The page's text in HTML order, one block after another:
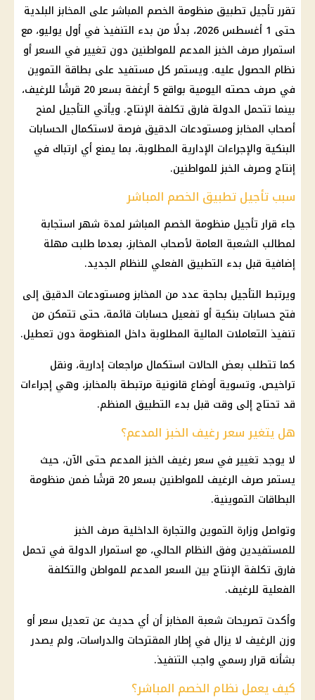
تقرر تأجيل تطبيق منظومة الخصم المباشرعلى المخابز البلدية
حتى 1 أغسطس 2026، بدلًا من بدء التنفيذ في أول يوليو، مع
استمرارصرف الخبز المدعم للمواطنين دون تغيير في السعر أو
نظام الحصول عليه. ويستمر كل مستفيد على بطاقة التموين
في صرف حصته اليومية بواقع 5 أرغفة بسعر 20 قرشًا للرغيف،
بينما تتحمل الدولة فارق تكلفة الإنتاج. ويأتي التأجيل لمنح
أصحاب المخابزومستودعات الدقيق فرصة لاستكمال الحسابات
البنكية والإجراءات الإدارية المطلوبة، بما يمنع أي ارتباك في
إنتاج وصرف الخبز للمواطنين.
سبب تأجيل تطبيق الخصم المباشر
جاء قرار تأجيل منظومة الخصم المباشرلمدة شهر استجابة
لمطالب الشعبة العامة لأصحاب المخابز، بعدما طلبت مهلة
إضافية قبل بدء التطبيق الفعلي للنظام الجديد.
ويرتبط التأجيل بحاجة عدد من المخابز ومستودعات الدقيق إلى
فتح حسابات بنكية أو تفعيل حسابات قائمة، حتى تتمكن من
تنفيذ التعاملات المالية المطلوبة داخل المنظومة دون تعطيل.
كما تتطلب بعض الحالات استكمال مراجعات إدارية، ونقل
تراخيص، وتسوية أوضاع قانونية مرتبطة بالمخابز، وهي إجراءات
قد تحتاج إلى وقت قبل بدء التطبيق المنظم.
هل يتغير سعر رغيف الخبز المدعم؟
لا يوجد تغيير في سعررغيف الخبز المدعم حتى الآن، حيث
يستمر صرف الرغيف للمواطنين بسعر 20 قرشًا ضمن منظومة
البطاقات التموينية.
وتواصل وزارة التموين والتجارة الداخلية صرف الخبز
للمستفيدين وفق النظام الحالي، مع استمرار الدولة في تحمل
فارق تكلفة الإنتاج بين السعر المدعم للمواطن والتكلفة
الفعلية للرغيف.
وأكدت تصريحات شعبة المخابزأن أي حديث عن تعديل سعر أو
وزن الرغيف لا يزال في إطار المقترحات والدراسات، ولم يصدر
بشأنه قرار رسمي واجب التنفيذ.
كيف يعمل نظام الخصم المباشر؟